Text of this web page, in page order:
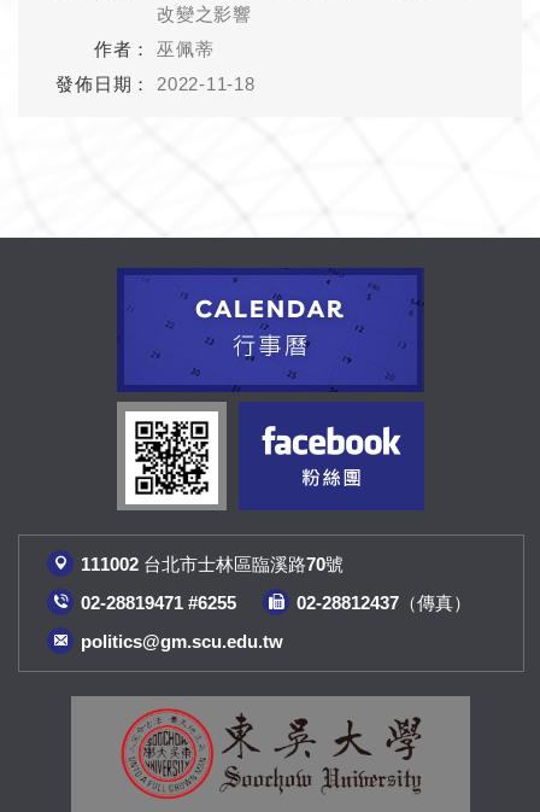
改變之影響
巫佩蒂
2022-11-18
111002 台北市士林區臨溪路70號
02-28819471 #6255
02-28812437（傳真）
politics@gm.scu.edu.tw